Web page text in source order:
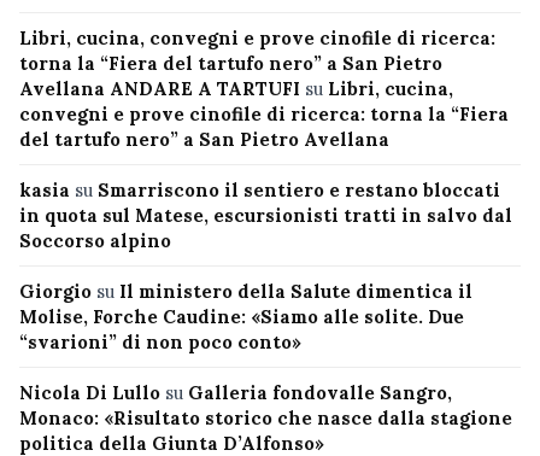
Libri, cucina, convegni e prove cinofile di ricerca:
torna la “Fiera del tartufo nero” a San Pietro
Avellana ANDARE A TARTUFI su Libri, cucina,
convegni e prove cinofile di ricerca: torna la “Fiera
del tartufo nero” a San Pietro Avellana
kasia su Smarriscono il sentiero e restano bloccati
in quota sul Matese, escursionisti tratti in salvo dal
Soccorso alpino
Giorgio su Il ministero della Salute dimentica il
Molise, Forche Caudine: «Siamo alle solite. Due
“svarioni” di non poco conto»
Nicola Di Lullo su Galleria fondovalle Sangro,
Monaco: «Risultato storico che nasce dalla stagione
politica della Giunta D’Alfonso»